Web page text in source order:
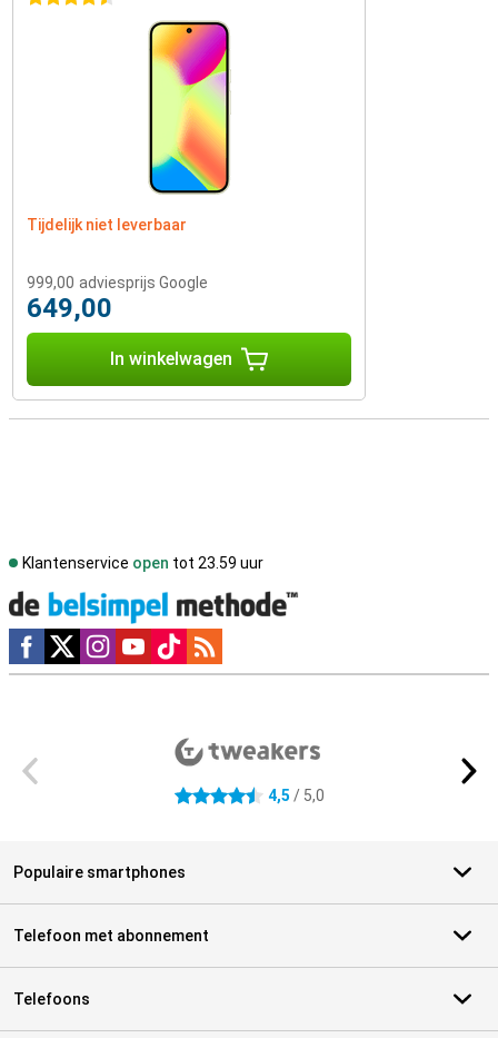
Tijdelijk niet leverbaar
999,00 adviesprijs Google
649,00
In winkelwagen
Klantenservice open tot 23.59 uur
Social media
4.5 sterren 4,5 / 5,0
Populaire smartphones
Telefoon met abonnement
Telefoons